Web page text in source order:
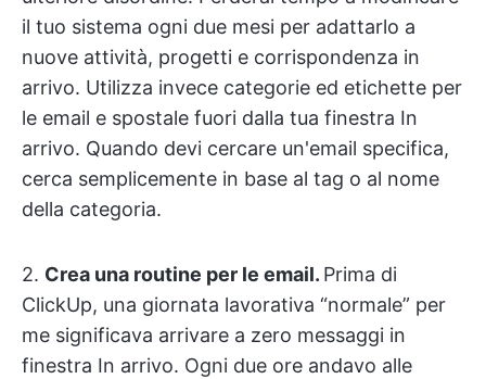
il tuo sistema ogni due mesi per adattarlo a
nuove attività, progetti e corrispondenza in
arrivo. Utilizza invece categorie ed etichette per
le email e spostale fuori dalla tua finestra In
arrivo. Quando devi cercare un'email specifica,
cerca semplicemente in base al tag o al nome
della categoria.
2. Crea una routine per le email. Prima di
ClickUp, una giornata lavorativa “normale” per
me significava arrivare a zero messaggi in
finestra In arrivo. Ogni due ore andavo alle